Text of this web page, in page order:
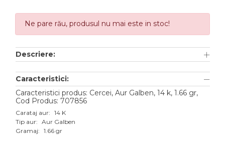
Accesorii
TIP METAL
Aur galben
Aur alb
Aur roz
Aur mixt
Ne pare rău, produsul nu mai este in stoc!
Descriere:
Caracteristici:
Caracteristici produs: Cercei, Aur Galben, 14 k, 1.66 gr,
Cod Produs: 707856
Carataj aur: 14 K
Tip aur: Aur Galben
Gramaj: 1.66 gr